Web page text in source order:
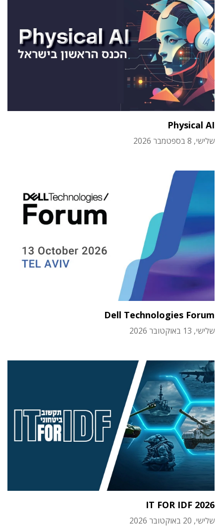
Physical AI
שלישי, 8 בספטמבר 2026
Dell Technologies Forum
שלישי, 13 באוקטובר 2026
IT FOR IDF 2026
שלישי, 20 באוקטובר 2026